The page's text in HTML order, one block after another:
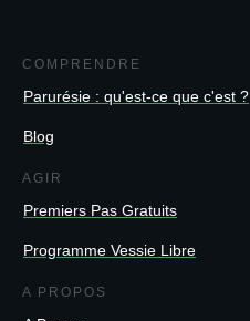
COMPRENDRE
Parurésie : qu'est-ce que c'est ?
Blog
AGIR
Premiers Pas Gratuits
Programme Vessie Libre
A PROPOS